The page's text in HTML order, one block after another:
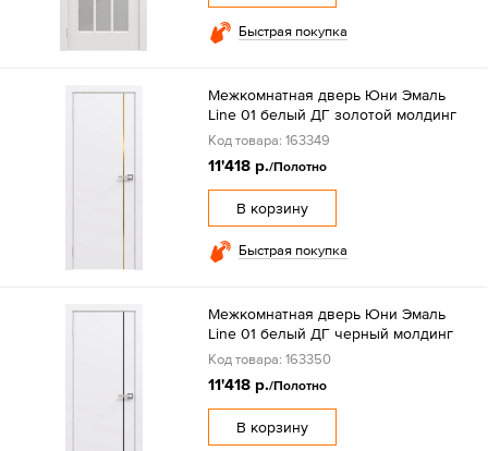
Быстрая покупка
Межкомнатная дверь Юни Эмаль
Line 01 белый ДГ золотой молдинг
Код товара: 163349
11'418 р./Полотно
В корзину
Быстрая покупка
Межкомнатная дверь Юни Эмаль
Line 01 белый ДГ черный молдинг
Код товара: 163350
11'418 р./Полотно
В корзину